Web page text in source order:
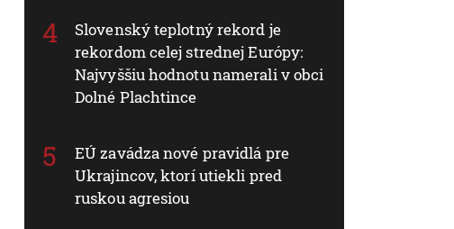
Slovenský teplotný rekord je
rekordom celej strednej Európy:
Najvyššiu hodnotu namerali v obci
Dolné Plachtince
EÚ zavádza nové pravidlá pre
Ukrajincov, ktorí utiekli pred
ruskou agresiou